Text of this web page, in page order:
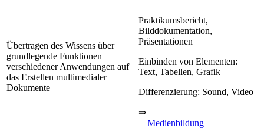
Übertragen des Wissens über
grundlegende Funktionen
verschiedener Anwendungen auf
das Erstellen multimedialer
Dokumente
Praktikumsbericht,
Bilddokumentation,
Präsentationen
Einbinden von Elementen:
Text, Tabellen, Grafik
Differenzierung: Sound, Video
⇒
Medienbildung